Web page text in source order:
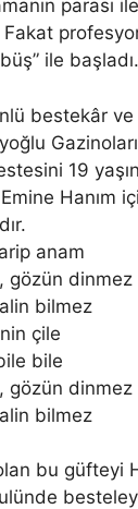
parası
Fakat
ile başladı.
bestekâr
19
Emine Hanım
anam
gözün dinmez
bilmez
çile
bile
gözün dinmez
bilmez
bu güfteyi